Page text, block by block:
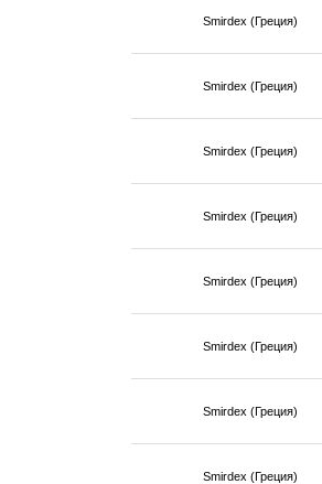
Smirdex (Греция)
Smirdex (Греция)
Smirdex (Греция)
Smirdex (Греция)
Smirdex (Греция)
Smirdex (Греция)
Smirdex (Греция)
Smirdex (Греция)